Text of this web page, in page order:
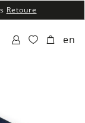
Retoure
en